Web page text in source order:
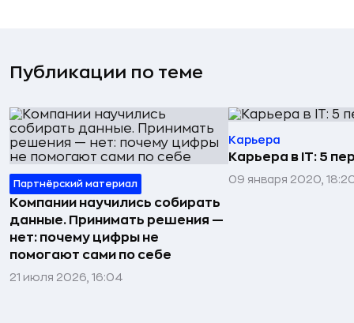
Публикации по теме
Партнёрский материал
Компании научились собирать
данные. Принимать решения —
нет: почему цифры не
помогают сами по себе
21 июля 2026, 16:04
Карьера
Карьера в IT: 5
09 января 2020,